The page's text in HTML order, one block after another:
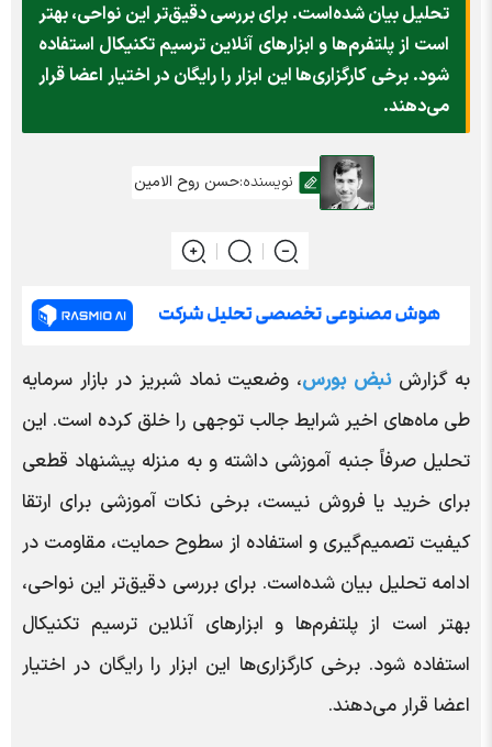
تحلیل بیان شده‌است. برای بررسی دقیق‌تر این نواحی، بهتر
است از پلتفرم‌ها و ابزارهای آنلاین ترسیم تکنیکال استفاده
شود. برخی کارگزاری‌ها این ابزار را رایگان در اختیار اعضا قرار
می‌دهند.
نویسنده:حسن روح الامین
به گزارشنبض بورس، وضعیت نماد شبریز در بازار سرمایه
طی ماه‌های اخیر شرایط جالب توجهی را خلق کرده است. این
تحلیل صرفاً جنبه آموزشی داشته و به منزله پیشنهاد قطعی
برای خرید یا فروش نیست، برخی نکات آموزشی برای ارتقا
کیفیت تصمیم‌گیری و استفاده از سطوح حمایت، مقاومت در
ادامه تحلیل بیان شده‌است. برای بررسی دقیق‌تر این نواحی،
بهتر است از پلتفرم‌ها و ابزارهای آنلاین ترسیم تکنیکال
استفاده شود. برخی کارگزاری‌ها این ابزار را رایگان در اختیار
اعضا قرار می‌دهند.